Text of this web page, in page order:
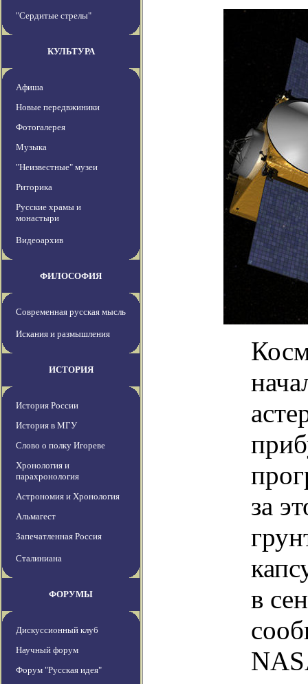
"Сердитые стрелы"
КУЛЬТУРА
Афиша
Новые передвжиники
Фотогалерея
Музыка
"Неизвестные" музеи
Риторика
Русские храмы и
монастыри
Видеоархив
ФИЛОСОФИЯ
Современная русская мысль
Искания и размышления
ИСТОРИЯ
История России
История в МГУ
Слово о полку Игореве
Хронология и
парахронология
Астрономия и Хронология
Альмагест
Запечатленная Россия
Сталиниана
ФОРУМЫ
Дискуссионный клуб
Научный форум
Форум "Русская идея"
за
в